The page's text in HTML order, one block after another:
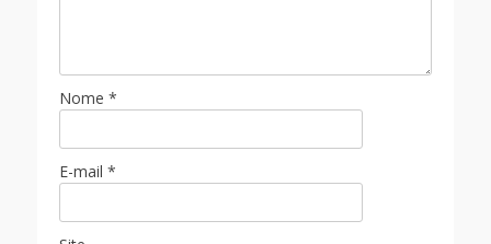
Nome *
E-mail *